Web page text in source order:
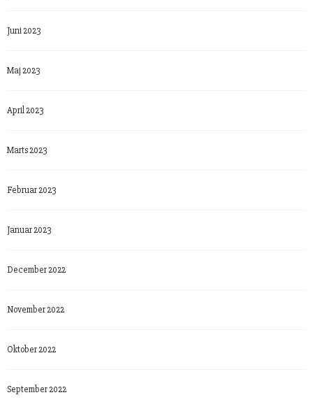
Juni 2023
Maj 2023
April 2023
Marts 2023
Februar 2023
Januar 2023
December 2022
November 2022
Oktober 2022
September 2022